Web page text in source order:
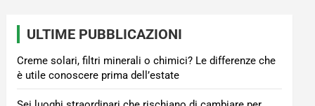
ULTIME PUBBLICAZIONI
Creme solari, filtri minerali o chimici? Le differenze che
è utile conoscere prima dell’estate